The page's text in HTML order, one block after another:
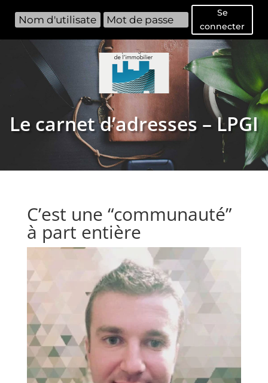
Se
connecter
Le carnet d’adresses – LPGI
C’est une “communauté”
à part entière